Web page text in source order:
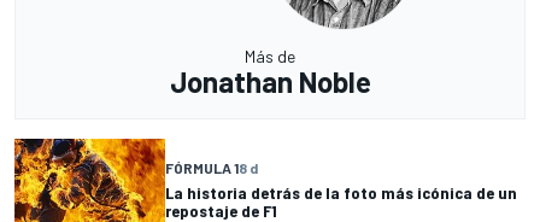
Más de
Jonathan Noble
FÓRMULA 18 d
La historia detrás de la foto más icónica de un
repostaje de F1